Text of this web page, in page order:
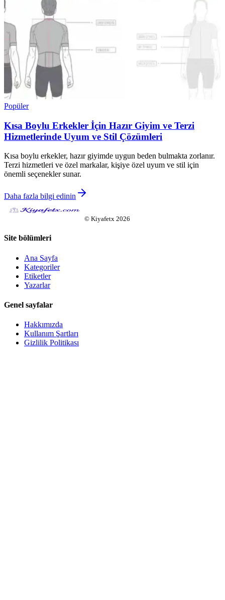
Popüler
Kısa Boylu Erkekler İçin Hazır Giyim ve Terzi
Hizmetlerinde Uyum ve Stil Çözümleri
Kısa boylu erkekler, hazır giyimde uygun beden bulmakta zorlanır.
Terzi hizmetleri ve özel markalar, kişiye özel uyum ve stil için
önemli seçenekler sunar.
Daha fazla bilgi edinin
© Kiyafetx 2026
Site bölümleri
Ana Sayfa
Kategoriler
Etiketler
Yazarlar
Genel sayfalar
Hakkımızda
Kullanım Şartları
Gizlilik Politikası